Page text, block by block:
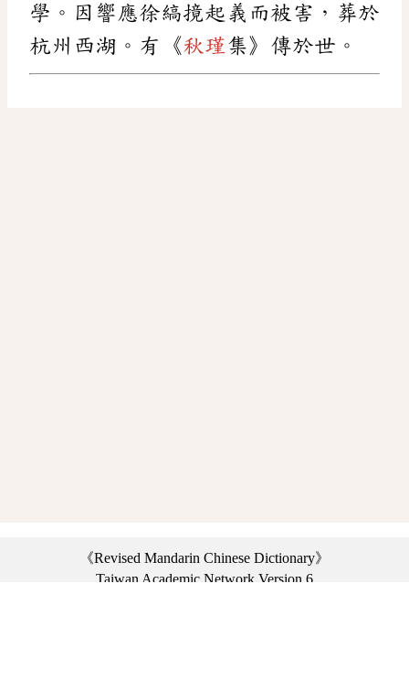
學。因響應徐縞摬起義而被害，葬於
杭州西湖。有《秋瑾集》傳於世。
《Revised Mandarin Chinese Dictionary》
Taiwan Academic Network Version 6